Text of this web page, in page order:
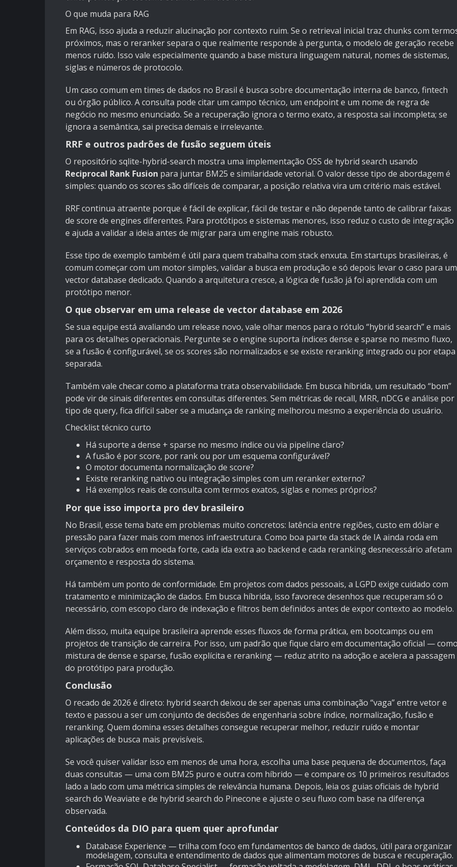
O que muda para RAG
Em RAG, isso ajuda a reduzir alucinação por contexto ruim. Se o retrieval inicial traz chunks com
próximos, mas o reranker separa o que realmente responde à pergunta, o modelo de geração recebe
menos ruído. Isso vale especialmente quando a base mistura linguagem natural, nomes de sistemas,
siglas e números de protocolo.
Um caso comum em times de dados no Brasil é busca sobre documentação interna de banco, fintech
ou órgão público. A consulta pode citar um campo técnico, um endpoint e um nome de regra de
negócio no mesmo enunciado. Se a recuperação ignora o termo exato, a resposta sai incompleta; se
ignora a semântica, sai precisa demais e irrelevante.
RRF e outros padrões de fusão seguem úteis
O repositório sqlite-hybrid-search mostra uma implementação OSS de hybrid search usando
Reciprocal Rank Fusion para juntar BM25 e similaridade vetorial. O valor desse tipo de abordagem é
simples: quando os scores são difíceis de comparar, a posição relativa vira um critério mais estável.
RRF continua atraente porque é fácil de explicar, fácil de testar e não depende tanto de calibrar faixas
de score de engines diferentes. Para protótipos e sistemas menores, isso reduz o custo de integração
e ajuda a validar a ideia antes de migrar para um engine mais robusto.
Esse tipo de exemplo também é útil para quem trabalha com stack enxuta. Em startups brasileiras, é
comum começar com um motor simples, validar a busca em produção e só depois levar o caso para um
vector database dedicado. Quando a arquitetura cresce, a lógica de fusão já foi aprendida com um
protótipo menor.
O que observar em uma release de vector database em 2026
Se sua equipe está avaliando um release novo, vale olhar menos para o rótulo “hybrid search” e mais
para os detalhes operacionais. Pergunte se o engine suporta índices dense e sparse no mesmo fluxo,
se a fusão é configurável, se os scores são normalizados e se existe reranking integrado ou por etapa
separada.
Também vale checar como a plataforma trata observabilidade. Em busca híbrida, um resultado “bom”
pode vir de sinais diferentes em consultas diferentes. Sem métricas de recall, MRR, nDCG e análise por
tipo de query, fica difícil saber se a mudança de ranking melhorou mesmo a experiência do usuário.
Checklist técnico curto
Há suporte a dense + sparse no mesmo índice ou via pipeline claro?
A fusão é por score, por rank ou por um esquema configurável?
O motor documenta normalização de score?
Existe reranking nativo ou integração simples com um reranker externo?
Há exemplos reais de consulta com termos exatos, siglas e nomes próprios?
Por que isso importa pro dev brasileiro
No Brasil, esse tema bate em problemas muito concretos: latência entre regiões, custo em dólar e
pressão para fazer mais com menos infraestrutura. Como boa parte da stack de IA ainda roda em
serviços cobrados em moeda forte, cada ida extra ao backend e cada reranking desnecessário afetam
orçamento e resposta do sistema.
Há também um ponto de conformidade. Em projetos com dados pessoais, a LGPD exige cuidado com
tratamento e minimização de dados. Em busca híbrida, isso favorece desenhos que recuperam só o
necessário, com escopo claro de indexação e filtros bem definidos antes de expor contexto ao modelo.
Além disso, muita equipe brasileira aprende esses fluxos de forma prática, em bootcamps ou em
projetos de transição de carreira. Por isso, um padrão que fique claro em documentação oficial —
mistura de dense e sparse, fusão explícita e reranking — reduz atrito na adoção e acelera a passagem
do protótipo para produção.
Conclusão
O recado de 2026 é direto: hybrid search deixou de ser apenas uma combinação “vaga” entre vetor e
texto e passou a ser um conjunto de decisões de engenharia sobre índice, normalização, fusão e
reranking. Quem domina esses detalhes consegue recuperar melhor, reduzir ruído e montar
aplicações de busca mais previsíveis.
Se você quiser validar isso em menos de uma hora, escolha uma base pequena de documentos, faça
duas consultas — uma com BM25 puro e outra com híbrido — e compare os 10 primeiros resultados
lado a lado com uma métrica simples de relevância humana. Depois, leia os guias oficiais de hybrid
search do Weaviate e de hybrid search do Pinecone e ajuste o seu fluxo com base na diferença
observada.
Conteúdos da DIO para quem quer aprofundar
Database Experience — trilha com foco em fundamentos de banco de dados, útil para organizar
modelagem, consulta e entendimento de dados que alimentam motores de busca e recuperação.